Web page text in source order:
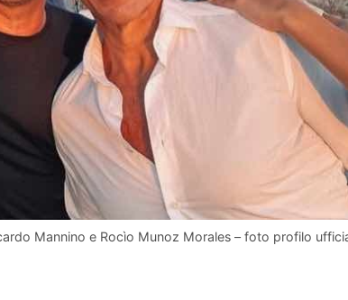
Mannino e Rocìo Munoz Morales – foto profilo